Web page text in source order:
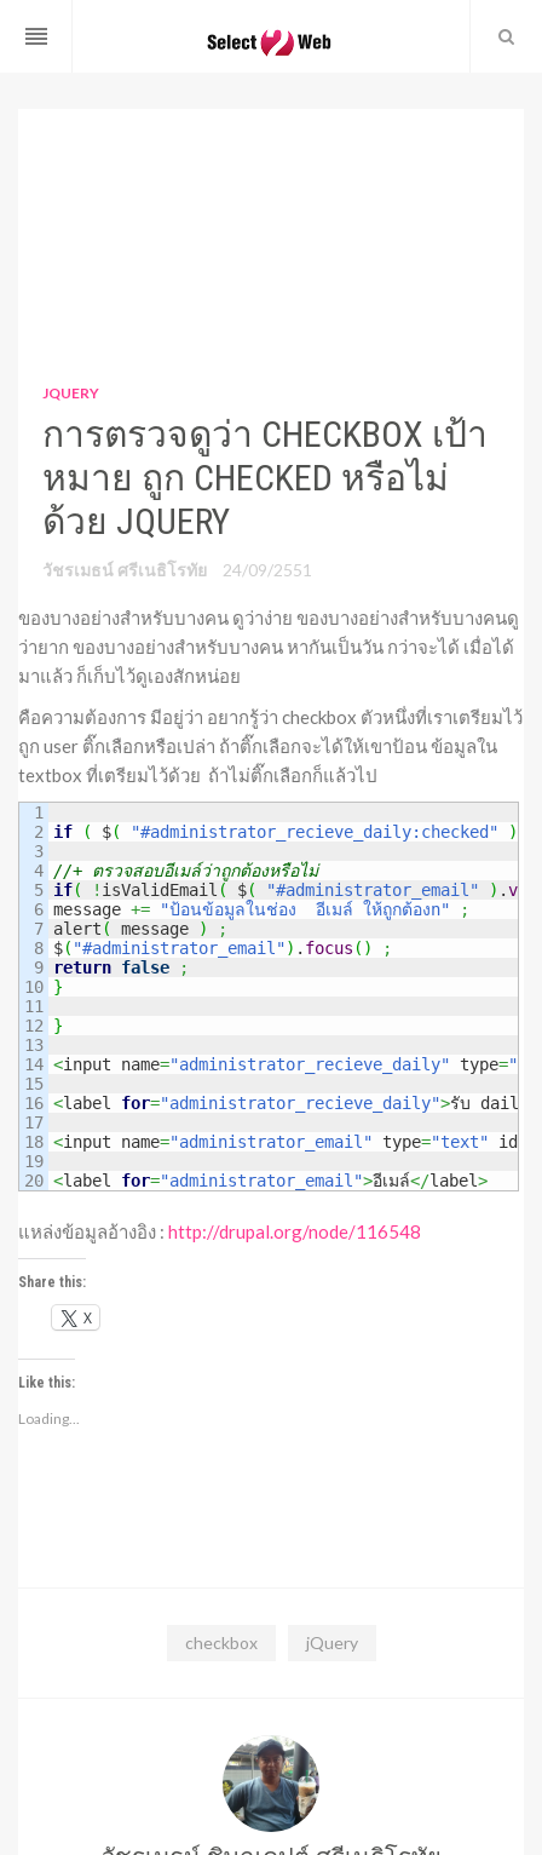
reorder
JQUERY
การตรวจดูว่า CHECKBOX เป้า
หมาย ถูก CHECKED หรือไม่
ด้วย JQUERY
วัชรเมธน์ ศรีเนธิโรทัย 24/09/2551
ของบางอย่างสำหรับบางคน ดูว่าง่าย ของบางอย่างสำหรับบางคนดู
ว่ายาก ของบางอย่างสำหรับบางคน หากันเป็นวัน กว่าจะได้ เมื่อได้
มาแล้ว ก็เก็บไว้ดูเองสักหน่อย
คือความต้องการ มีอยู่ว่า อยากรู้ว่า checkbox ตัวหนึ่งที่เราเตรียมไว้
ถูก user ติ๊กเลือกหรือเปล่า ถ้าติ๊กเลือกจะได้ให้เขาป้อน ข้อมูลใน
textbox ที่เตรียมไว้ด้วย ถ้าไม่ติ๊กเลือกก็แล้วไป
1
2
3
4
5
6
7
8
9
10
11
12
13
14
15
16
17
18
19
if ( $( "#administrator_recieve_daily:checked" )
//+ ตรวจสอบอีเมล์ว่าถูกต้องหรือไม่
if( ! isValidEmail ( $( "#administrator_email" ) .val
message += "ป้อนข้อมูลในช่อง  อีเมล์ ให้ถูกต้องn"
;
alert ( message )
;
$( "#administrator_email") . focus ( )
;
return false
;
}
}
<input name="administrator_recieve_daily" type=
<label for="administrator_recieve_daily">รับ daily ใ
<input name="administrator_email" type="text" id
<label for="administrator_email">อีเมล์</label>
แหล่งข้อมูลอ้างอิง : http://drupal.org/node/116548
Share this:
X
Like this:
Loading...
checkbox jQuery